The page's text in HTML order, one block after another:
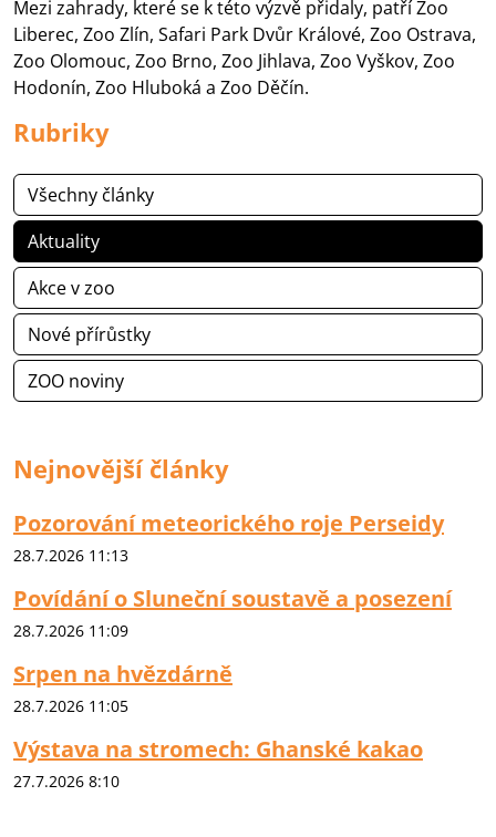
Mezi zahrady, které se k této výzvě přidaly, patří Zoo
Liberec, Zoo Zlín, Safari Park Dvůr Králové, Zoo Ostrava,
Zoo Olomouc, Zoo Brno, Zoo Jihlava, Zoo Vyškov, Zoo
Hodonín, Zoo Hluboká a Zoo Děčín.
Rubriky
Všechny články
Aktuality
Akce v zoo
Nové přírůstky
ZOO noviny
Nejnovější články
Pozorování meteorického roje Perseidy
28.7.2026 11:13
Povídání o Sluneční soustavě a posezení
28.7.2026 11:09
Srpen na hvězdárně
28.7.2026 11:05
Výstava na stromech: Ghanské kakao
27.7.2026 8:10